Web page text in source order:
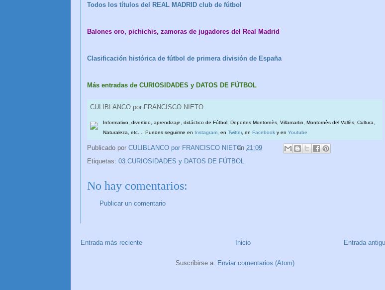
Todos los títulos del REAL MADRID club de fútbol
Balones oro, pichichis, zamoras de jugadores del Real Madrid
Clasificación histórica de fútbol de primera división de España
Más entradas de CURIOSIDADES y DATOS DE FÚTBOL
CULIBLANCO por FRANCISCO NIETO
Informativo, divertido, aprendizaje, didáctico de Fútbol, Deportes Montornès, Villamartin, Montornès del Vallès, Cultura,
Naturaleza, etc.... Puedes seguirme en
Instagram, en Twitter, en Facebook y en Youtube
Publicado por CULIBLANCO por FRANCISCO NIETO
en 21:09
Etiquetas: 03.CURIOSIDADES y DATOS DE FÚTBOL
No hay comentarios:
Publicar un comentario
Entrada más reciente Entrada
Inicio
Suscribirse a: Enviar comentarios (Atom)
CULIBLANCO por